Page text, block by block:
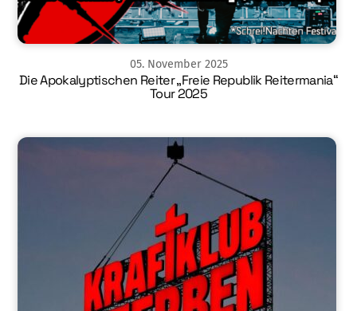
05. November 2025
Die Apokalyptischen Reiter „Freie Republik Reitermania“
Tour 2025